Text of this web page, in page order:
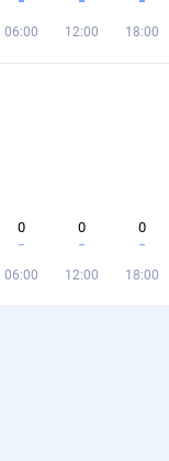
06:00 12:00 18:00
0
06:00
0
12:00
0
18:00